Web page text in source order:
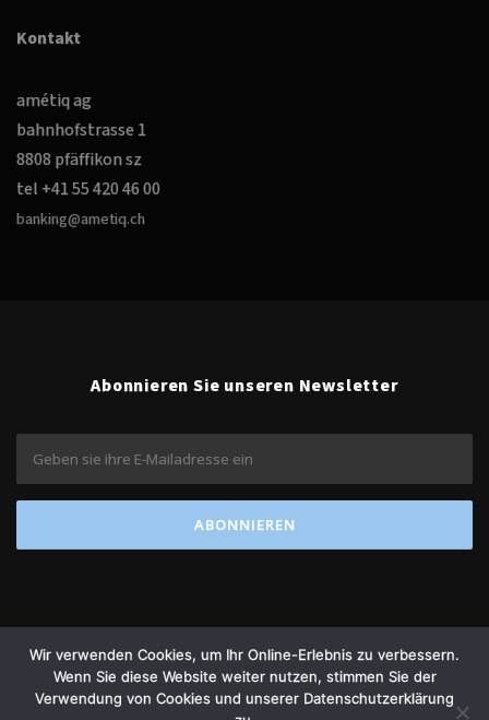
Kontakt
amétiq ag
bahnhofstrasse 1
8808 pfäffikon sz
tel +41 55 420 46 00
banking@ametiq.ch
Abonnieren Sie unseren Newsletter
Wir verwenden Cookies, um Ihr Online-Erlebnis zu verbessern.
Wenn Sie diese Website weiter nutzen, stimmen Sie der
Verwendung von Cookies und unserer Datenschutzerklärung